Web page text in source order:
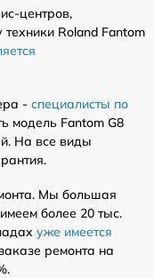
центров,
Roland Fantom
- специалисты по
модель Fantom G8
На все виды
Мы большая
более 20 тыс.
уже имеется
ремонта на